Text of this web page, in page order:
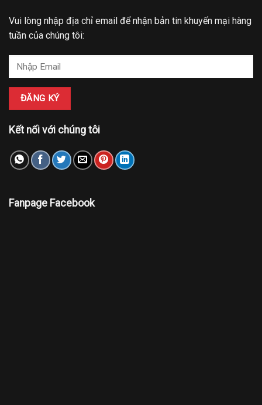
Vui lòng nhập địa chỉ email để nhận bản tin khuyến mại hàng
tuần của chúng tôi:
Kết nối với chúng tôi
Fanpage Facebook